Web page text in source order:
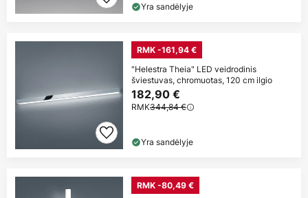
Yra sandėlyje
RMK -161,94 €
"Helestra Theia" LED veidrodinis
šviestuvas, chromuotas, 120 cm ilgio
182,90 €
RMK344,84 €
Yra sandėlyje
RMK -80,49 €